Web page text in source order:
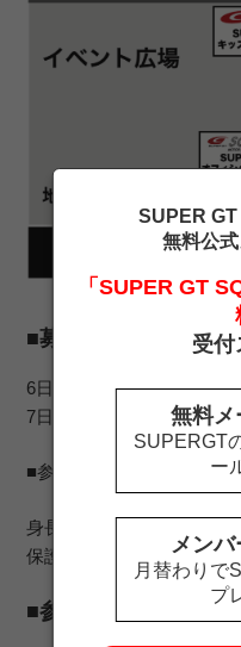
■募集人数
6日（土） 10回×5台 ＝
7日（日） 10回×5台 ＝
■参加資格
身長100cm～135cmまでの
保護者の方と2名1組でご
■参加費
SUPER GT
無料公
「SUPER GT
受付
無料メ
SUPERGT
ー
メン
月替わりで
プ